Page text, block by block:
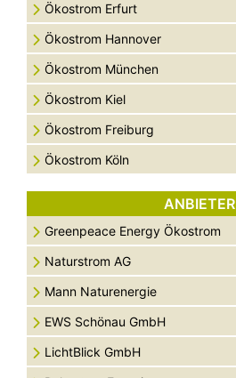
Ökostrom Erfurt
Ökostrom Hannover
Ökostrom München
Ökostrom Kiel
Ökostrom Freiburg
Ökostrom Köln
ANBIETER
Greenpeace Energy Ökostrom
Naturstrom AG
Mann Naturenergie
EWS Schönau GmbH
LichtBlick GmbH